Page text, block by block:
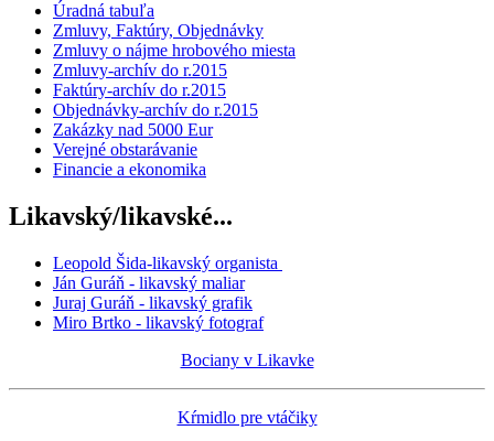
Úradná tabuľa
Zmluvy, Faktúry, Objednávky
Zmluvy o nájme hrobového miesta
Zmluvy-archív do r.2015
Faktúry-archív do r.2015
Objednávky-archív do r.2015
Zakázky nad 5000 Eur
Verejné obstarávanie
Financie a ekonomika
Likavský/likavské...
Leopold Šida-likavský organista
Ján Guráň - likavský maliar
Juraj Guráň - likavský grafik
Miro Brtko - likavský fotograf
Bociany v Likavke
Kŕmidlo pre vtáčiky